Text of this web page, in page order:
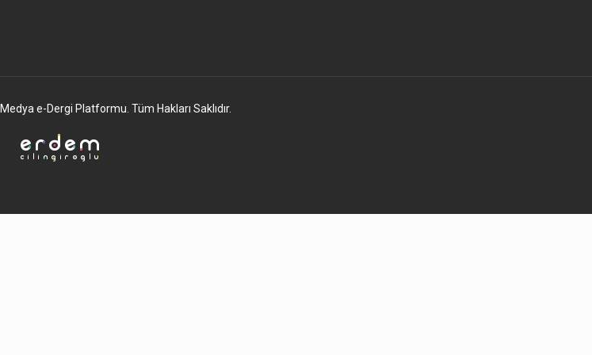
e-Dergi Platformu. Tüm Hakları Saklıdır.